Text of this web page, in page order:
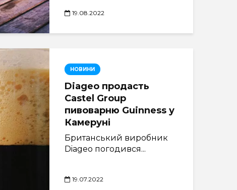
19.08.2022
НОВИНИ
Diageo продасть
Castel Group
пивоварню Guinness у
Камеруні
Британський виробник
Diageo погодився...
19.07.2022